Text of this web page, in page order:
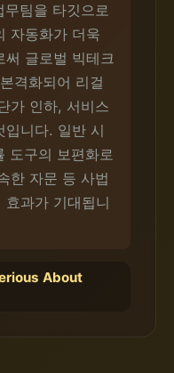
팀을 타깃으로
자동화가 더욱
써 글로벌 빅테크
격화되어 리걸
가 인하, 서비스
입니다. 일반 시
도구의 보편화로
한 자문 등 사법
과가 기대됩니
About